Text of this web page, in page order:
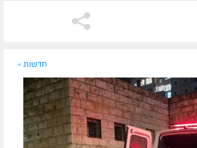
חדשות »